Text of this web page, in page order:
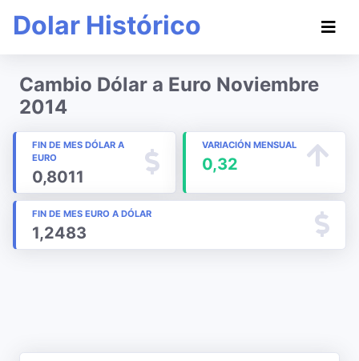
Dolar Histórico
Cambio Dólar a Euro Noviembre
2014
FIN DE MES DÓLAR A
EURO
0,8011
VARIACIÓN MENSUAL
0,32
FIN DE MES EURO A DÓLAR
1,2483